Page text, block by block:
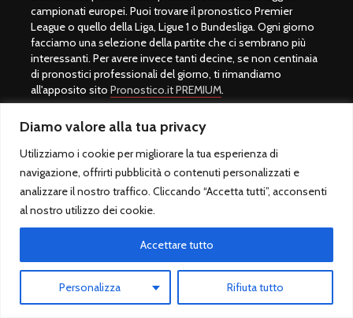
Diamo valore alla tua privacy
Utilizziamo i cookie per migliorare la tua esperienza di
navigazione, offrirti pubblicità o contenuti personalizzati e
analizzare il nostro traffico. Cliccando “Accetta tutti”, acconsenti
al nostro utilizzo dei cookie.
Personalizza Rifiuta tutto
Accettare tutto
campionati europei. Puoi trovare il pronostico Premier
League o quello della Liga, Ligue 1 o Bundesliga. Ogni giorno
facciamo una selezione della partite che ci sembrano più
interessanti. Per avere invece tanti decine, se non centinaia
di pronostici professionali del giorno, ti rimandiamo
all'apposito sito Pronostico.it PREMIUM.
L'amministratore del sito è Giulio Giorgetti, autore del libro
best seller Quote Scommesse Calcio e padre del Betting
Exchange in Italia. Gli utenti si stupiscono della sua capacità
di realizzare previsioni vincenti, ma è più di un veggente, è un
esperto del settore che ha messo a sua disposizione il suo
sapere per tutti.
Una scommessa sportiva calcio infatti si vince con lo
studio, non con la fortuna. Per fare bene con il mondo del
gioco servono preparazione ed esperienza. Il motto di
vincere " per questo motivo si consiglia per tutti coloro che